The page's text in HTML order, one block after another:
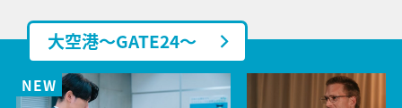
大空港～GATE24～